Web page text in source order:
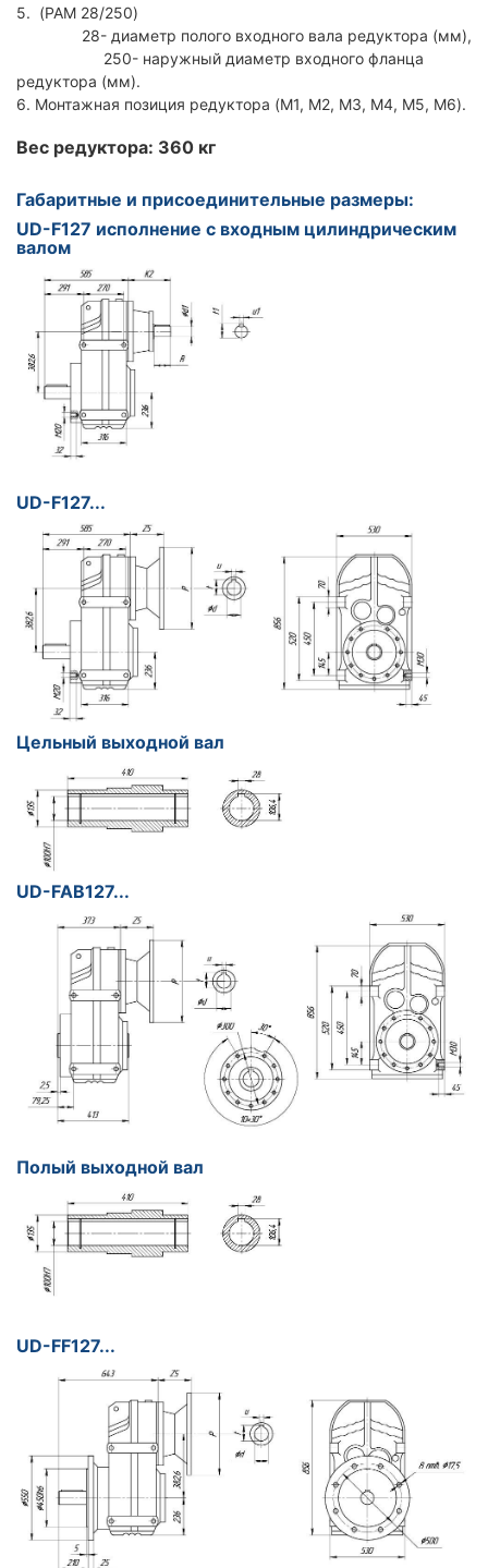
5. (PAM 28/250)
28- диаметр полого входного вала редуктора (мм),
250- наружный диаметр входного фланца
редуктора (мм).
6. Монтажная позиция редуктора (M1, M2, M3, M4, M5, M6).
Вес редуктора: 360 кг
Габаритные и присоединительные размеры:
UD-F127 исполнение с входным цилиндрическим
валом
UD-F127...
Цельный выходной вал
UD-FAB127...
Полый выходной вал
UD-FF127...